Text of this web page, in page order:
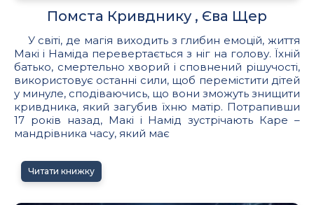
Помста Кривднику , Єва Щер
У світі, де магія виходить з глибин емоцій, життя
Макі і Наміда перевертається з ніг на голову. Їхній
батько, смертельно хворий і сповнений рішучості,
використовує останні сили, щоб перемістити дітей
у минуле, сподіваючись, що вони зможуть знищити
кривдника, який загубив їхню матір. Потрапивши
17 років назад, Макі і Намід зустрічають Каре –
мандрівника часу, який має
Читати книжку